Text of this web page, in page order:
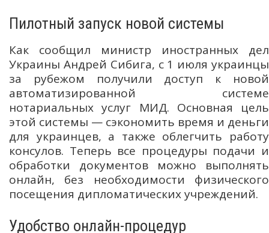
Пилотный запуск новой системы
Как сообщил министр иностранных дел
Украины Андрей Сибига, с 1 июля украинцы
за рубежом получили доступ к новой
автоматизированной системе
нотариальных услуг МИД. Основная цель
этой системы — сэкономить время и деньги
для украинцев, а также облегчить работу
консулов. Теперь все процедуры подачи и
обработки документов можно выполнять
онлайн, без необходимости физического
посещения дипломатических учреждений.
Удобство онлайн-процедур